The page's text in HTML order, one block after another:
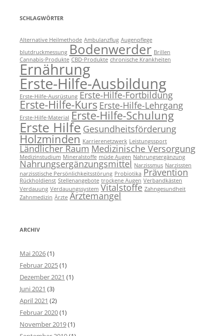
SCHLAGWÖRTER
Alternative Heilmethode Ambulanzflug Augenpflege
blutdruckmessung Bodenwerder Brillen
Cannabis-Produkte CBD-Produkte chronische Krankheiten
Ernährung
Erste-Hilfe-Ausbildung
Erste-Hilfe-Ausrüstung Erste-Hilfe-Fortbildung
Erste-Hilfe-Kurs Erste-Hilfe-Lehrgang
Erste-Hilfe-Material Erste-Hilfe-Schulung
Erste Hilfe Gesundheitsförderung
Holzminden Karrierenetzwerk Leistungssport
Ländlicher Raum Medizinische Versorgung
Medizinstudium Mineralstoffe müde Augen Nahrungsergänzung
Nahrungsergänzungsmittel Narzissmus Narzissten
narzisstische Persönlichkeitsstörung Probiotika Prävention
Rückholdienst Stellenangebote trockene Augen Verbandkästen
Verdauung Verdauungssystem Vitalstoffe Zahngesundheit
Zahnmedizin Ärzte Ärztemangel
ARCHIV
Mai 2026(1)
Februar 2025(1)
Dezember 2021 (1)
Juni 2021 (3)
April 2021 (2)
Februar 2020(1)
November 2019(1)